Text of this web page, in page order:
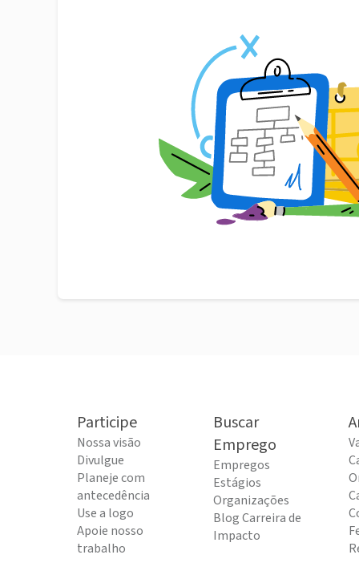
Participe
Nossa visão
Divulgue
Planeje com
antecedência
Use a logo
Apoie nosso
trabalho
Buscar
Emprego
Empregos
Estágios
Organizações
Blog Carreira de
Impacto